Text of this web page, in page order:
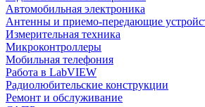
Автомобильная электроника
Антенны и приемо-передающие
Измерительная техника
Микроконтроллеры
Мобильная телефония
Работа в LabVIEW
Радиолюбительские конструкции
Ремонт и обслуживание